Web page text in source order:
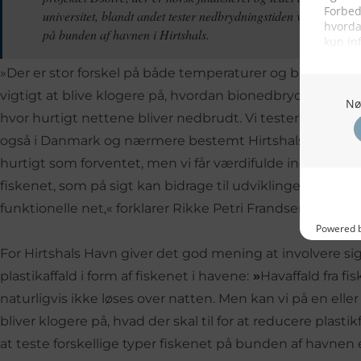
universitet, blandt andet tester nedbrydningstiden ved
på bunden af havnen i Hirtshals.
»Der er stor forskel på både temperaturer og bakterier
vigtigt at blive klogere på, hvordan bionedbrydelige
hvor hurtigt nettene bliver nedbrudt. Vi tester også i
også i Danmark og nærmere bestemt Hirtshals. Indtil
hurtigt som forventet, men vi får værdifulde indsigter
fiskenet, som på sigt kan bidrage til udviklingen af
funktionelle net,« forklarer Rikke Petri Frandsen, lektor
For Hirtshals Havn giver det god mening at involvere
plastikaffald i form af fiskenet i havene: »Havaffald fra
naturligvis ikke løses over natten. Men kan vi på en
bliver klogere på, hvad der skal til for at reducere
at teste forskellige typer fiskenet på bunden af havnen